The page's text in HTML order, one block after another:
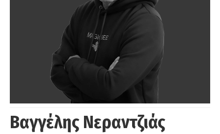
Βαγγέλης Νεραντζιάς